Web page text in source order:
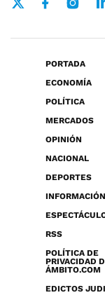
PORTADA
ECONOMÍA
POLÍTICA
MERCADOS
OPINIÓN
NACIONAL
DEPORTES
RSS
POLÍTICA DE
PRIVACIDAD
ÁMBITO.COM
EDICTOS